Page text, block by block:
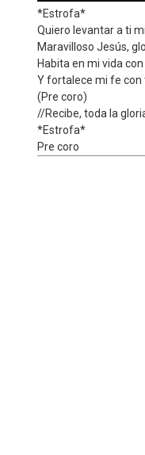
*Estrofa*
Quiero levantar a ti
Maravilloso Jesús,
Habita en mi vida
Y fortalece mi fe con
(Pre coro)
//Recibe, toda la
*Estrofa*
Pre coro